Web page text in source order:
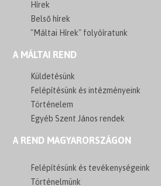
Hírek
Belső hírek
"Máltai Hírek" folyóíratunk
A MÁLTAI REND
Küldetésünk
Felépítésünk és intézményeink
Történelem
Egyéb Szent János rendek
A REND MAGYARORSZÁGON
Felépítésünk és tevékenységeink
Történelmünk